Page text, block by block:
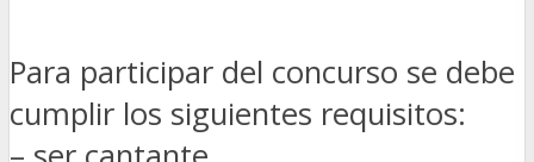
Para participar del concurso se debe
cumplir los siguientes requisitos: